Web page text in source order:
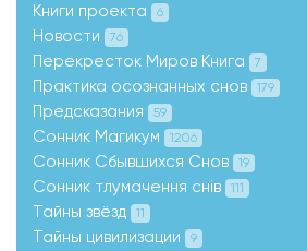
Книги проекта 6
Новости 76
Перекресток Миров Книга 7
Практика осознанных снов 179
Предсказания 59
Сонник Магикум 1206
Сонник Сбывшихся Снов 19
Сонник тлумачення снів 111
Тайны звёзд 11
Тайны цивилизации 9